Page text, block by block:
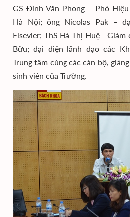
GS Đinh Văn Phong – Phó
Hà Nội; ông Nicolas Pak –
Elsevier; ThS Hà Thị Huệ - Giám
Bửu; đại diện lãnh đạo các
Trung tâm cùng các cán bộ,
sinh viên của Trường.